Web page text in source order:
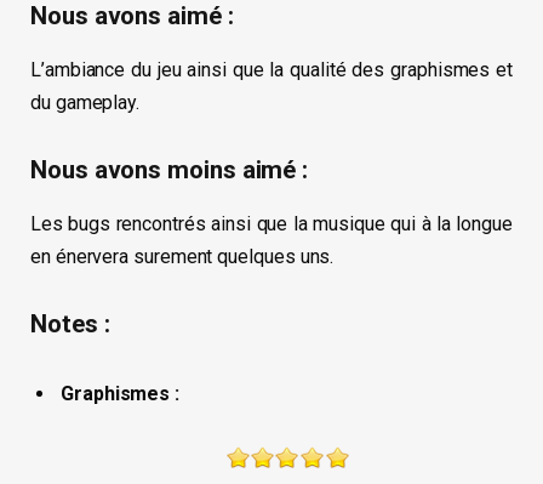
Nous avons aimé :
L’ambiance du jeu ainsi que la qualité des graphismes et
du gameplay.
Nous avons moins aimé :
Les bugs rencontrés ainsi que la musique qui à la longue
en énervera surement quelques uns.
Notes :
Graphismes :